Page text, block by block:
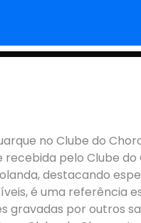
no Clube do
pelo Clube
destacando
é uma referência
gravadas por outros